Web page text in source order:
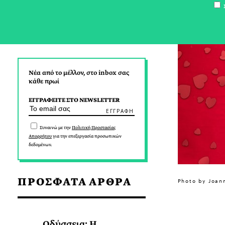
Νέα από το μέλλον, στο inbox σας
κάθε πρωί
ΕΓΓΡΑΦΕΙΤΕ ΣΤΟ NEWSLETTER
Συναινώ με τηνΠολιτική Προστασίας
Απορρήτουγια την επεξεργασία προσωπικών
δεδομένων.
ΠΡΟΣΦΑΤΑ ΑΡΘΡΑ Photo by